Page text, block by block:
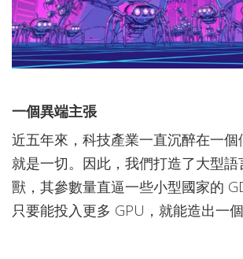
一個異端主張
近五年來，科技產業一直沉醉在一
就是一切。因此，我們打造了大型語
獸，其參數量直逼一些小型國家的
只要能投入更多 GPU，就能造出一個